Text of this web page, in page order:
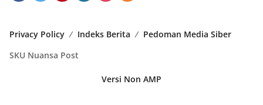
Privacy Policy Indeks Berita
Pedoman Media Siber
SKU Nuansa Post
Versi Non AMP